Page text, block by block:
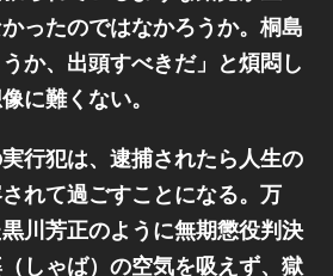
ったのではなかろうか。桐島
か、出頭すべきだ」と煩悶し
に難くない。
行犯は、逮捕されたら人生の
れて過ごすことになる。万
川芳正のように無期懲役判決
しゃば）の空気を吸えず、獄